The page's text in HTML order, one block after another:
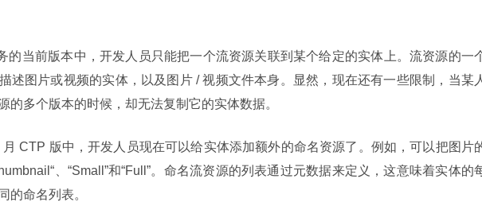
的当前版本中，开发人员只能把一个流资源关联到某个给定的实体上。流资源的一
述图片或视频的实体，以及图片 / 视频文件本身。显然，现在还有一些限制，当某
的多个版本的时候，却无法复制它的实体数据。
CTP 版中，开发人员现在可以给实体添加额外的命名资源了。例如，可以把图片
、“Small”和“Full”。命名流资源的列表通过元数据来定义，这意味着实体的
的命名列表。